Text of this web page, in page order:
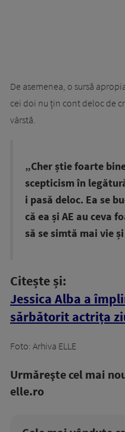
De asemenea, o sursă
cei doi nu țin cont deloc de
vârstă.
„Cher știe foarte
scepticism în
i pasă deloc. Ea se
că ea și AE au ceva
să se simtă mai vie
Citește și:
Jessica Alba a
sărbătorit actrița
Foto: Arhiva ELLE
Urmăreşte cel mai
elle.ro